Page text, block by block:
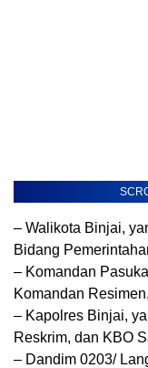
– Walikota Binjai,
Bidang
– Komandan
Komandan Resimen,
– Kapolres Binjai,
Reskrim, dan KBO
– Dandim 0203/